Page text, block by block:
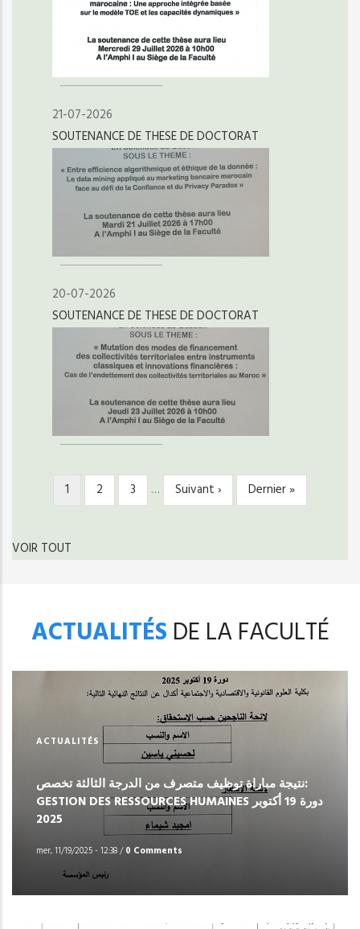
21-07-2026
SOUTENANCE DE THESE DE DOCTORAT
20-07-2026
SOUTENANCE DE THESE DE DOCTORAT
PAGINATION
Page
courante
1 Page
2 Page
3 …
Page
suivante
Suivant ›
Dernière
page
Dernier »
VOIR TOUT
ACTUALITÉS DE LA FACULTÉ
ACTUALITÉS
نتيجة مباراة توظيف متصرف من الدرجة الثالثة تخصص:
GESTION DES RESSOURCES HUMAINES دورة 19 أكتوبر
2025
mer, 11/19/2025 - 12:38/0 Comments